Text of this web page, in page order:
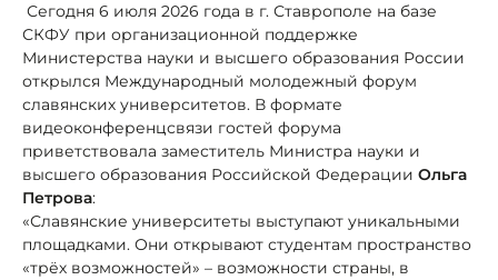
Сегодня 6 июля 2026 года в г. Ставрополе на базе
СКФУ при организационной поддержке
Министерства науки и высшего образования России
открылся Международный молодежный форум
славянских университетов. В формате
видеоконференцсвязи гостей форума
приветствовала заместитель Министра науки и
высшего образования Российской̆ Федерации Ольга
Петрова:
«Славянские университеты выступают уникальными
площадками. Они открывают студентам пространство
«трёх возможностей» – возможности страны, в